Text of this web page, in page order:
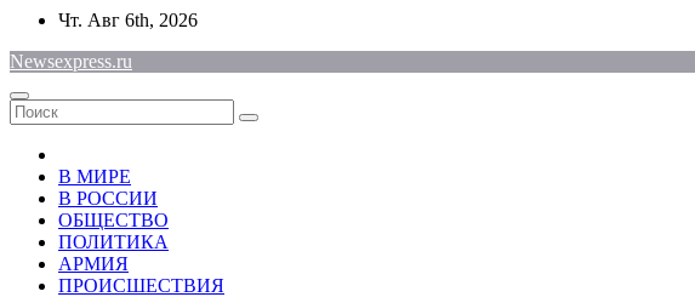
Перейти
содержимому
Чт. Авг 6th, 2026
Newsexpress.ru
В МИРЕ
В РОССИИ
ОБЩЕСТВО
ПОЛИТИКА
АРМИЯ
ПРОИСШЕСТВИЯ